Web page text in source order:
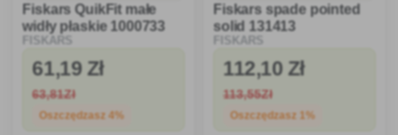
Fiskars QuikFit małe
widły płaskie 1000733
FISKARS
61,19 Zł
63,81Zł
Oszczędzasz 4%
Fiskars spade pointed
solid 131413
FISKARS
112,10 Zł
113,55Zł
Oszczędzasz 1%